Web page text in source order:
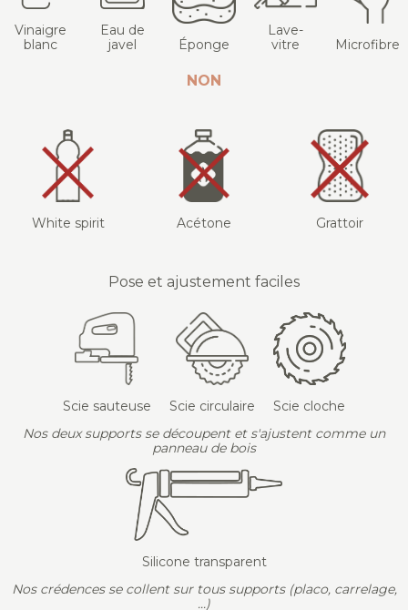
Vinaigre
blanc
Eau de
javel
Éponge
Lave-
vitre
Microfibre
NON
White spirit Acétone Grattoir
Pose et ajustement faciles
Scie sauteuse Scie circulaire
Scie cloche
Nos deux supports se découpent et s'ajustent comme un
panneau de bois
Silicone transparent
Nos crédences se collent sur tous supports (placo, carrelage,
...)